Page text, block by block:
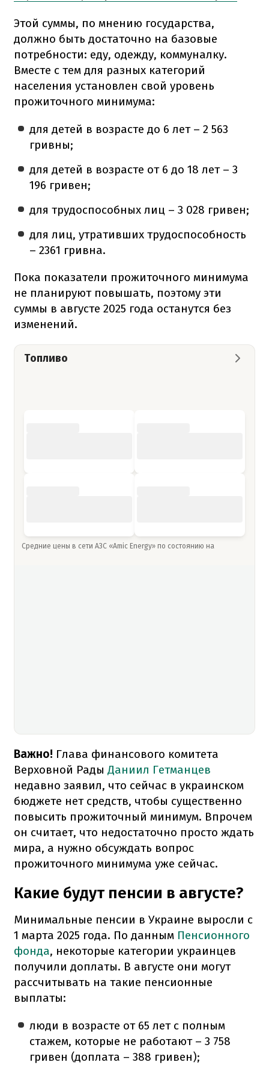
Этой суммы, по мнению государства,
должно быть достаточно на базовые
потребности: еду, одежду, коммуналку.
Вместе с тем для разных категорий
населения установлен свой уровень
прожиточного минимума:
для детей в возрасте до 6 лет – 2 563
гривны;
для детей в возрасте от 6 до 18 лет – 3
196 гривен;
для трудоспособных лиц – 3 028 гривен;
для лиц, утративших трудоспособность
– 2361 гривна.
Пока показатели прожиточного минимума
не планируют повышать, поэтому эти
суммы в августе 2025 года останутся без
изменений.
Топливо
Средние цены в сети АЗС «Amic Energy» по состоянию на
Важно! Глава финансового комитета
Верховной Рады Даниил Гетманцев
недавно заявил, что сейчас в украинском
бюджете нет средств, чтобы существенно
повысить прожиточный минимум. Впрочем
он считает, что недостаточно просто ждать
мира, а нужно обсуждать вопрос
прожиточного минимума уже сейчас.
Какие будут пенсии в августе?
Минимальные пенсии в Украине выросли с
1 марта 2025 года. По данным Пенсионного
фонда, некоторые категории украинцев
получили доплаты. В августе они могут
рассчитывать на такие пенсионные
выплаты:
люди в возрасте от 65 лет с полным
стажем, которые не работают – 3 758
гривен (доплата – 388 гривен);